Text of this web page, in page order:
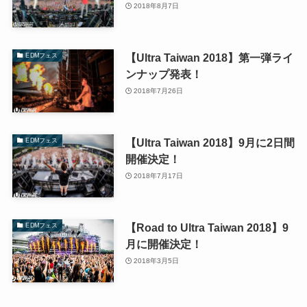
2018年8月7日
EDMフェス
【Ultra Taiwan 2018】第一弾ライ
ンナップ発表！
2018年7月26日
EDMフェス
【Ultra Taiwan 2018】9月に2日間
開催決定！
2018年7月17日
EDMフェス
【Road to Ultra Taiwan 2018】9
月に開催決定！
2018年3月5日